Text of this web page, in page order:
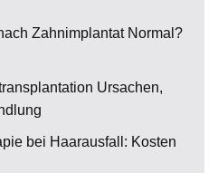
Zahnimplantat Normal?
Ursachen,
bei Haarausfall: Kosten